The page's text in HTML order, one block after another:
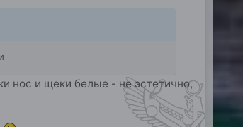
нос и щеки белые - не эстетично,